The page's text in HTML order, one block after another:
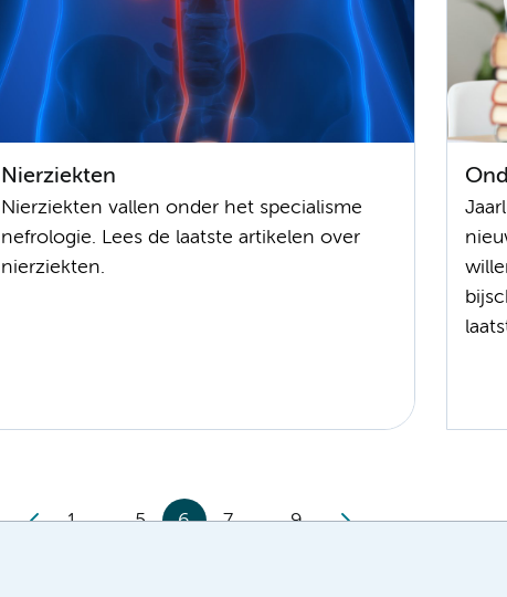
Nierziekten
Nierziekten vallen onder het specialisme
nefrologie. Lees de laatste artikelen over
nierziekten.
1 5 6 7 9